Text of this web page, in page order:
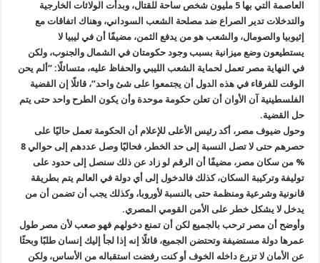
العاصمة التي بها 5 مليون شخص ساحة للقتال، وبدأت الولائات الخارجية
والتدخلات تدير الصراع ضد مصلحة الشعب السوداني، وهناك اتفاقات مع
إثيوبيا والصومال، والشعب هو من يدفع الثمن، مضيفًا أن في ليبيا لا
يستطيعون وضع ميزانية بسبب وجود حكومتان في الشمال والجنوب، ولكن
في النهاية مصر تعمل لحماية الشعب الليبي والحفاظ عليه، متسائلًا: “ألم يحن
الوقت للفرقاء في هذه الدول أن يجتمعوا على شئ واحد”، قائلًا إن القضية
الفلسطينية آن الأوان أن تعلن حكومة موحدة وأن يكون الطرح واحد حتى يتم
حل القضية.
وحول ضيوف مصر، أكد رئيس الأعلى للإعلام أن الحكومة تعمل حاليًا على
حصرهم حتى لا تصل النسبة إلى حد الخطر، فحاليًا وصل عددهم إلى حوالي 8
% من سكان مصر، مضيفًا أن الرقم لو زاد عن ذلك سنصل إلى حدود على
توليفة وتركيبة السكان، كذلك فالدخول إلى أي دولة في العالم يتم بطريقة
قانونية وشرعية ومنظمة حتى بالنسبة لأوروبا، وكذلك يجب أن تضمن أن من
يدخل لا يشكل خطر على الأمن القومي المصري.
وأوضح أن مصر ترحب بالجميع لكن أن تمنع دخولهم فهو صعب لأن مصر طول
عمرها دولة مستضيفة وتحتضن الجميع، قائلًا إنه إذا لجأ إليك إنسان طلبًا وبحثًا
عن الأمان لا تزرع داخله الخوف أو كنت رفضت استقباله من الأساس، ولكن